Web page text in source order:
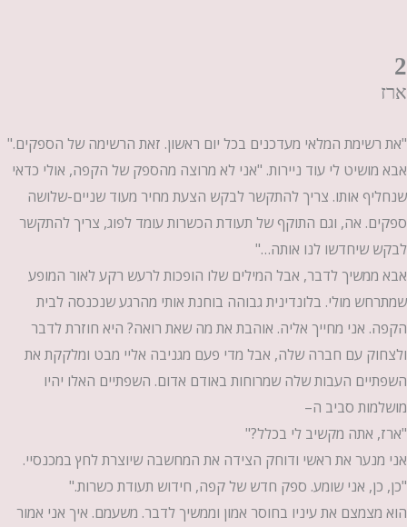
2
ארז
"את רשימת המלאי מעדכנים בכל יום ראשון. זאת הרשימה של הספקים."
אבא מושיט לי עוד ניירות. "אני לא מרוצה מהספק של הקפה, אולי כדאי
שנחליף אותו. צריך להתקשר לבקש הצעת מחיר מעוד שניים-שלושה
ספקים. אה, וגם התוקף של תעודת הכשרות עומד לפוג, צריך להתקשר
לבקש שיחדשו לנו אותה…"
אבא ממשיך לדבר, אבל המילים שלו הופכות לרעש רקע לאור המופע
שמתרחש מולי. בלונדינית גבוהה בוחנת אותי מהרגע שנכנסה לבית
הקפה. אני מחייך אליה. אוהבת את מה שאת רואה? היא חוזרת לדבר
ולצחוק עם חברה שלה, אבל מדי פעם מגניבה אליי מבט ומלקקת את
השפתיים העבות שלה שמרוחות באודם אדום. השפתיים האלו יהיו
מושלמות סביב ה–
"ארז, אתה מקשיב לי בכלל?"
אני מנער את ראשי ודוחק הצידה את המחשבה שיוצרת לחץ במכנסיי.
"כן, כן, אני שומע. ספק חדש של קפה, חידוש תעודת כשרות."
הוא מצמצם את עיניו בחוסר אמון וממשיך לדבר. משעמם. איך אני אמור